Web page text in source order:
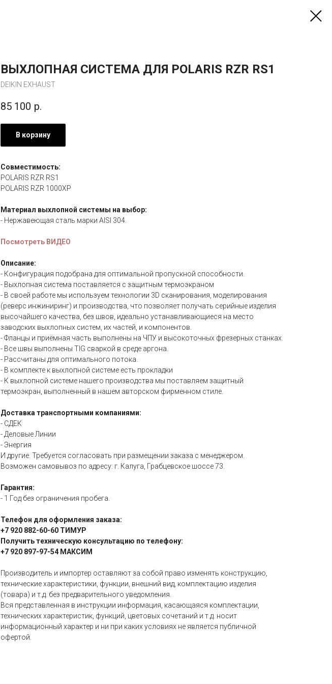
ВЫХЛОПНАЯ СИСТЕМА ДЛЯ POLARIS RZR RS1
DEIKIN EXHAUST
85 100 р.
В корзину
Совместимость:
POLARIS RZR RS1
POLARIS RZR 1000XP
Материал выхлопной системы на выбор:
- Нержавеющая сталь марки AISI 304.
Посмотреть ВИДЕО
Описание:
- Конфигурация подобрана для оптимальной пропускной способности.
- Выхлопная система поставляется с защитным термоэкраном
- В своей работе мы используем технологии 3D сканирования, моделирования
(реверс инжиниринг) и производства, что позволяет получать серийные изделия
высочайшего качества, без швов, идеально устанавливающиеся на место
заводских выхлопных систем, их частей, и компонентов.
- Фланцы и приёмная часть выполнены на ЧПУ и высокоточных фрезерных станках.
- Все швы выполнены TIG сваркой в среде аргона.
- Рассчитаны для оптимального потока.
- В комплекте к выхлопной системе есть прокладки
- К выхлопной системе нашего производства мы поставляем защитный
термоэкран, выполненный в нашем авторском фирменном стиле.
Доставка транспортными компаниями:
- СДЕК
- Деловые Линии
- Энергия
И другие. Требуется согласовать при размещении заказа с менеджером.
Возможен самовывоз по адресу: г. Калуга, Грабцевское шоссе 73.
Гарантия:
- 1 Год без ограничения пробега.
Телефон для оформления заказа:
+7 920 882-60-60 ТИМУР
Получить техническую консультацию по телефону:
+7 920 897-97-54 МАКСИМ
Производитель и импортер оставляют за собой право изменять конструкцию,
технические характеристики, функции, внешний вид, комплектацию изделия
(товара) и т.д. без предварительного уведомления.
Вся представленная в инструкции информация, касающаяся комплектации,
технических характеристик, функций, цветовых сочетаний и т.д. носит
информационный характер и ни при каких условиях не является публичной
офертой.